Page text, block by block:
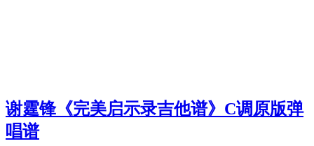
谢霆锋《完美启示录吉他谱》C调原版弹
唱谱